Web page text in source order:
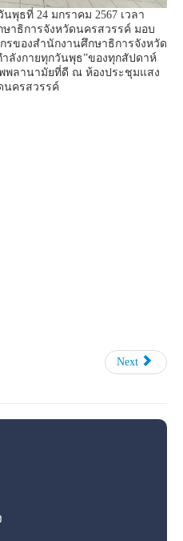
ม 2567 เวลา
าธิการจังหวัดนครสวรรค์ มอบ
ของสำนักงานศึกษาธิการจังหวัด
ลังกายทุกวันพุธ”ของทุกสัปดาห์
พลานามัยที่ดี ณ ห้องประชุมแสง
นครสวรรค์
Next